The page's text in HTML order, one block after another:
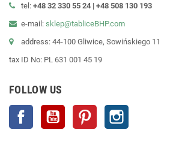
tel: +48 32 330 55 24 | +48 508 130 193
e-mail: sklep@tabliceBHP.com
address: 44-100 Gliwice, Sowińskiego 11
tax ID No: PL 631 001 45 19
FOLLOW US
Facebook YouTube Pinterest